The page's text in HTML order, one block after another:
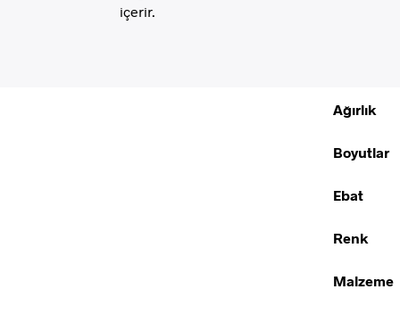
içerir.
Ağırlık
Boyutlar
Ebat
Renk
Malzeme